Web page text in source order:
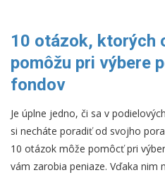
10 otázok, ktorých
pomôžu pri výbere
fondov
Je úplne jedno, či sa v
si necháte poradiť od svojho
10 otázok môže pomôcť pri
vám zarobia peniaze. Vďaka